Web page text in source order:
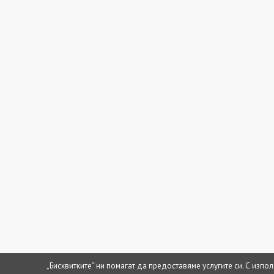
„Бисквитките“ ни помагат да предоставяме услугите си. С